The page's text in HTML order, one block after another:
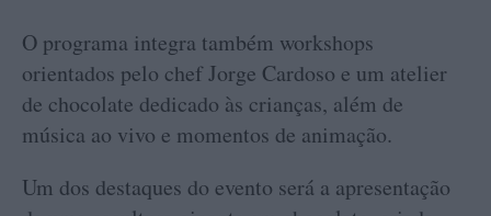
O programa integra também workshops
orientados pelo chef Jorge Cardoso e um atelier
de chocolate dedicado às crianças, além de
música ao vivo e momentos de animação.
Um dos destaques do evento será a apresentação